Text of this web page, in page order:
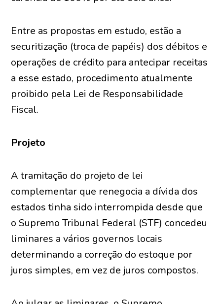
Entre as propostas em estudo, estão a
securitização (troca de papéis) dos débitos e
operações de crédito para antecipar receitas
a esse estado, procedimento atualmente
proibido pela Lei de Responsabilidade
Fiscal.
Projeto
A tramitação do projeto de lei
complementar que renegocia a dívida dos
estados tinha sido interrompida desde que
o Supremo Tribunal Federal (STF) concedeu
liminares a vários governos locais
determinando a correção do estoque por
juros simples, em vez de juros compostos.